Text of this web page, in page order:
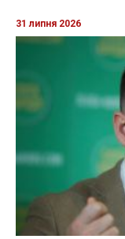
31 липня 2026